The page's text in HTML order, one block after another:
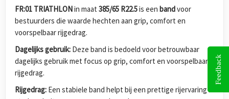
FR:01 TRIATHLONin maat 385/65 R22.5is een bandvoor
bestuurders die waarde hechten aan grip, comfort en
voorspelbaar rijgedrag.
Dagelijks gebruik: Deze band is bedoeld voor betrouwbaar
dagelijks gebruik met focus op grip, comfort en voorspelbaar
rijgedrag.
Rijgedrag: Een stabiele band helpt bij een prettige rijervaring in
Feedback